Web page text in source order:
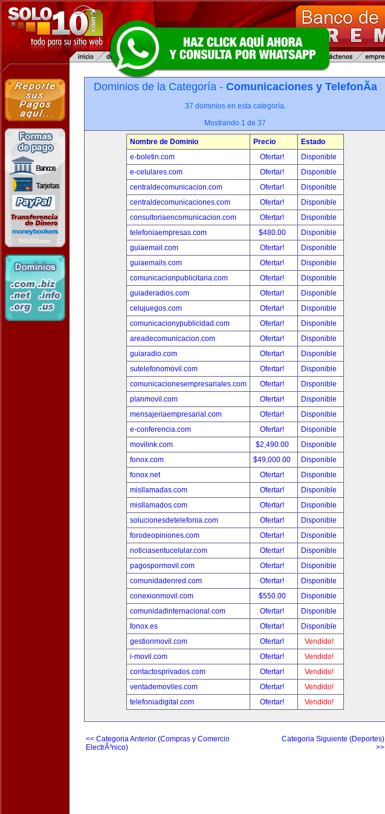
Dominios de la Categoría - Comunicaciones y TelefonÃ­a
37 dominios en esta categoría.
Mostrando 1 de 37
Nombre de Dominio Precio
Estado
e-boletin.com
Ofertar!
Disponible
e-celulares.com
Ofertar!
Disponible
centraldecomunicacion.com
Ofertar!
Disponible
centraldecomunicaciones.com
Ofertar!
Disponible
consultoriaencomunicacion.com
Ofertar!
Disponible
telefoniaempresas.com
$480.00
Disponible
guiaemail.com
Ofertar!
Disponible
guiaemails.com
Ofertar!
Disponible
comunicacionpublicitaria.com
Ofertar!
Disponible
guiaderadios.com
Ofertar!
Disponible
celujuegos.com
Ofertar!
Disponible
comunicacionypublicidad.com
Ofertar!
Disponible
areadecomunicacion.com
Ofertar!
Disponible
guiaradio.com
Ofertar!
Disponible
sutelefonomovil.com
Ofertar!
Disponible
comunicacionesempresariales.com
Ofertar!
Disponible
planmovil.com
Ofertar!
Disponible
mensajeriaempresarial.com
Ofertar!
Disponible
e-conferencia.com
Ofertar!
Disponible
movilink.com
$2,490.00
Disponible
fonox.com
$49,000.00
Disponible
fonox.net
Ofertar!
Disponible
misllamadas.com
Ofertar!
Disponible
misllamados.com
Ofertar!
Disponible
solucionesdetelefonia.com
Ofertar!
Disponible
forodeopiniones.com
Ofertar!
Disponible
noticiasentucelular.com
Ofertar!
Disponible
pagospormovil.com
Ofertar!
Disponible
comunidadenred.com
Ofertar!
Disponible
conexionmovil.com
$550.00
Disponible
comunidadinternacional.com
Ofertar!
Disponible
fonox.es
Ofertar!
Disponible
gestionmovil.com
Ofertar!
Vendido!
i-movil.com
Ofertar!
Vendido!
contactosprivados.com
Ofertar!
Vendido!
ventademoviles.com
Ofertar!
Vendido!
telefoniadigital.com
Ofertar! Vendido!
<< Categoria Anterior (Compras y Comercio
ElectrÃ³nico)
Categoria Siguiente (Deportes)
>>